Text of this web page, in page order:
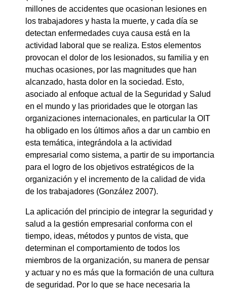
millones de accidentes que ocasionan lesiones en
los trabajadores y hasta la muerte, y cada día se
detectan enfermedades cuya causa está en la
actividad laboral que se realiza. Estos elementos
provocan el dolor de los lesionados, su familia y en
muchas ocasiones, por las magnitudes que han
alcanzado, hasta dolor en la sociedad. Esto,
asociado al enfoque actual de la Seguridad y Salud
en el mundo y las prioridades que le otorgan las
organizaciones internacionales, en particular la OIT
ha obligado en los últimos años a dar un cambio en
esta temática, integrándola a la actividad
empresarial como sistema, a partir de su importancia
para el logro de los objetivos estratégicos de la
organización y el incremento de la calidad de vida
de los trabajadores (González 2007).
La aplicación del principio de integrar la seguridad y
salud a la gestión empresarial conforma con el
tiempo, ideas, métodos y puntos de vista, que
determinan el comportamiento de todos los
miembros de la organización, su manera de pensar
y actuar y no es más que la formación de una cultura
de seguridad. Por lo que se hace necesaria la